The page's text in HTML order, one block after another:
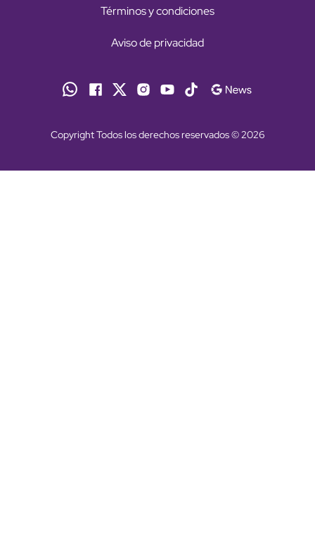
Términos y condiciones
Aviso de privacidad
Copyright Todos los derechos reservados © 2026